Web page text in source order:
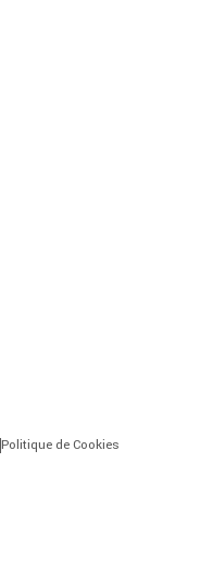
Politique de Cookies